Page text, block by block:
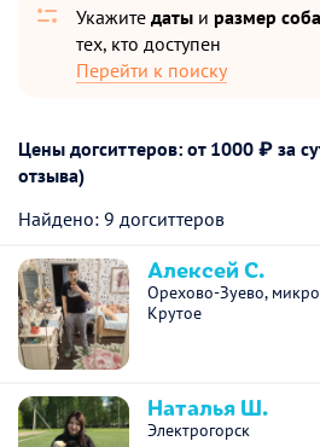
Укажите даты и размер
тех, кто доступен
Перейти к поиску
Цены догситтеров: от 1000 ₽ за
отзыва)
Найдено: 9 догситтеров
Алексей С.
Орехово-Зуево,
Крутое
Наталья Ш.
Электрогорск